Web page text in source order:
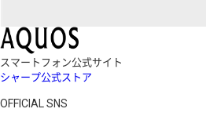
スマートフォン公式サイト
シャープ公式ストア
OFFICIAL SNS